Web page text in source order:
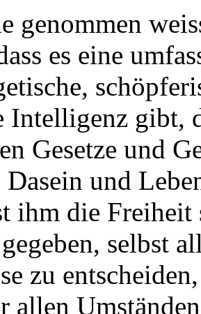
genommen
es eine
Intelligenz gibt,
Gesetze und
Dasein und
ihm die Freiheit
selbst
zu
allen